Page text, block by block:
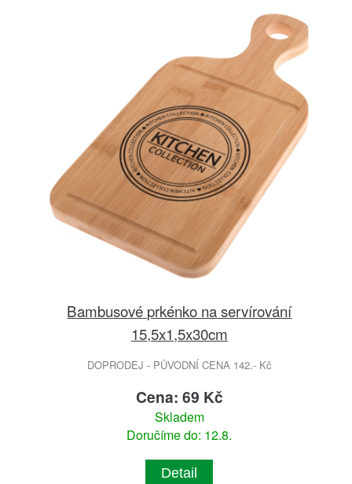
Bambusové prkénko na servírování
15,5x1,5x30cm
DOPRODEJ - PŮVODNÍ CENA 142.- Kč
Cena: 69 Kč
Skladem
Doručíme do: 12.8.
Detail